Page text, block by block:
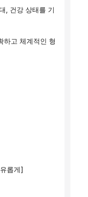
롭게]